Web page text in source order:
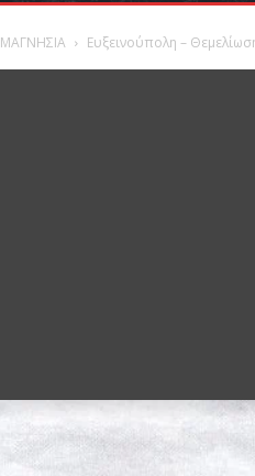
ΜΑΓΝΗΣΙΑ Ευξεινούπολη –